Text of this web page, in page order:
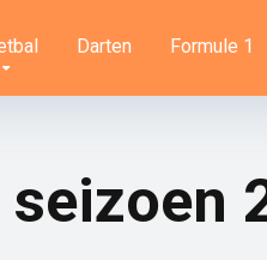
Darten Formule 1
seizoen